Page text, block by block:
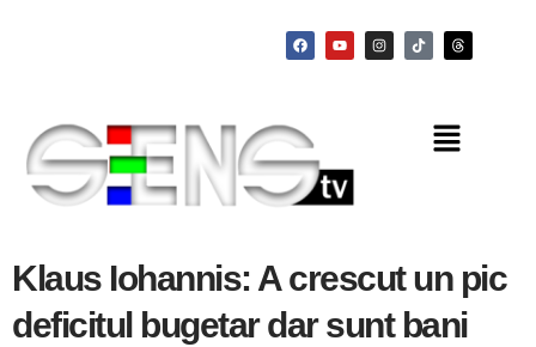
Klaus Iohannis: A crescut un pic
deficitul bugetar dar sunt bani